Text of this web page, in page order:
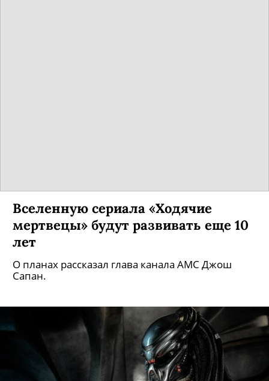
Вселенную сериала «Ходячие
мертвецы» будут развивать еще 10
лет
О планах рассказал глава канала AMC Джош
Сапан.